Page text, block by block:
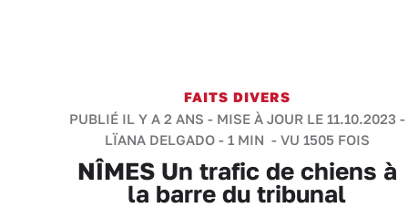
FAITS DIVERS
PUBLIÉ IL Y A 2 ANS - MISE À JOUR LE 11.10.2023 -
LÏANA DELGADO- 1 MIN - VU 1505 FOIS
NÎMES Un trafic de chiens à
la barre du tribunal